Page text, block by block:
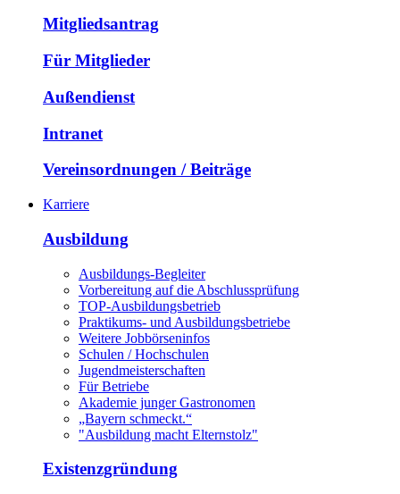
Mitgliedsantrag
Für Mitglieder
Außendienst
Intranet
Vereinsordnungen / Beiträge
Karriere
Ausbildung
Ausbildungs-Begleiter
Vorbereitung auf die Abschlussprüfung
TOP-Ausbildungsbetrieb
Praktikums- und Ausbildungsbetriebe
Weitere Jobbörseninfos
Schulen / Hochschulen
Jugendmeisterschaften
Für Betriebe
Akademie junger Gastronomen
„Bayern schmeckt.“
"Ausbildung macht Elternstolz"
Existenzgründung